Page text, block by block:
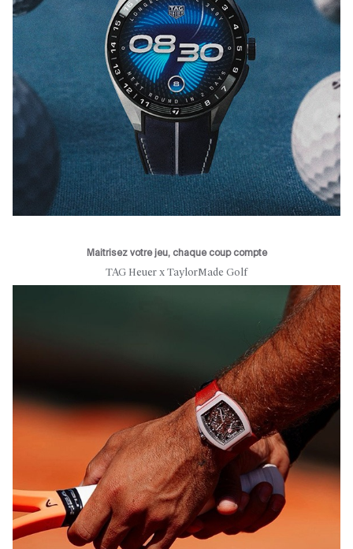
Maitrisez votre jeu, chaque coup compte
TAG Heuer x TaylorMade Golf